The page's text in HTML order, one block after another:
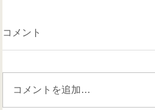
コメント
コメントを追加…